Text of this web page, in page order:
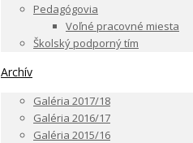
Pedagógovia
Voľné pracovné miesta
Školský podporný tím
Archív
Galéria 2017/18
Galéria 2016/17
Galéria 2015/16